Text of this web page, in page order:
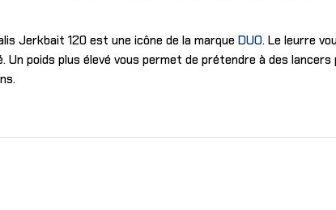
Jerkbait 120 est une icône de la marque DUO. Le leurre
Un poids plus élevé vous permet de prétendre à des